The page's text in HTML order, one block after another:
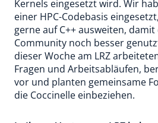
Kernels eingesetzt wird. Wir
einer HPC-Codebasis
gerne auf C++ ausweiten, damit
Community noch besser
dieser Woche am LRZ
Fragen und Arbeitsabläufen,
vor und planten gemeinsame
die Coccinelle einbeziehen.